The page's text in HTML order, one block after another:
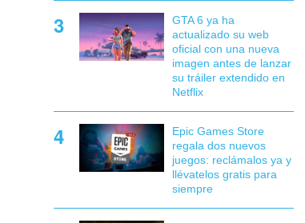
GTA 6 ya ha
actualizado su web
oficial con una nueva
imagen antes de lanzar
su tráiler extendido en
Netflix
Epic Games Store
regala dos nuevos
juegos: reclámalos ya y
llévatelos gratis para
siempre